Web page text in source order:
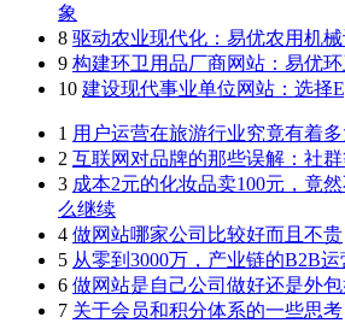
象
8 驱动农业现代化：易优农用机
9 构建环卫用品厂商网站：易优
10 建设现代事业单位网站：选择
1 用户运营在旅游行业究竟有着多
2 互联网对品牌的那些误解：社
3 成本2元的化妆品卖100元，竟
么继续
4 做网站哪家公司比较好而且不贵
5 从零到3000万，产业链的B2B运
6 做网站是自己公司做好还是外
7 关于会员和积分体系的一些思考